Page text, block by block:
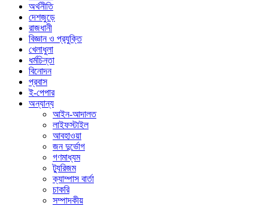
অর্থনীতি
দেশজুড়ে
রাজধানী
বিজ্ঞান ও প্রযুক্তি
খেলাধুলা
ধর্মচিন্তা
বিনোদন
প্রবাস
ই-পেপার
অন্যান্য
আইন-আদালত
লাইফস্টাইল
আবহাওয়া
জন দুর্ভোগ
গণমাধ্যম
ট্যুরিজম
ক্যাম্পাস বার্তা
চাকরি
সম্পাদকীয়